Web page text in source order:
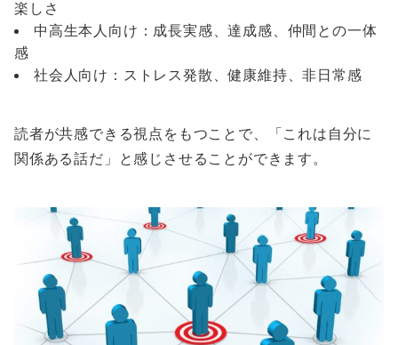
楽しさ
中高生本人向け：成長実感、達成感、仲間との一体
感
社会人向け：ストレス発散、健康維持、非日常感
読者が共感できる視点をもつことで、「これは自分に
関係ある話だ」と感じさせることができます。